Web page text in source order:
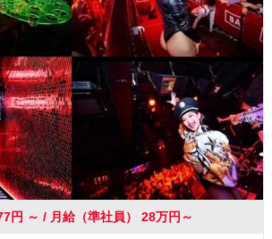
時給 1,177円 ～ / 月給（準社員） 28万円～